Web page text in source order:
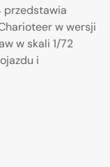
przedstawia
w wersji
w skali 1/72
i